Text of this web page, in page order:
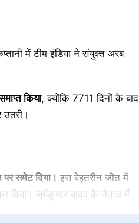
में टीम इंडिया ने संयुक्त अरब
किया, क्योंकि 7711 दिनों के बाद
उतरी।
पर समेट दिया। इस बेहतरीन जीत में
दिया। सूर्यकुमार यादव के नेतृत्व में